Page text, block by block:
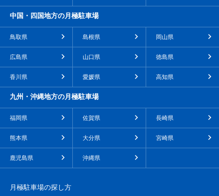
中国・四国地方の月極駐車場
鳥取県 島根県 岡山県
広島県 山口県 徳島県
香川県 愛媛県 高知県
九州・沖縄地方の月極駐車場
福岡県 佐賀県 長崎県
熊本県 大分県 宮崎県
鹿児島県 沖縄県
月極駐車場の探し方